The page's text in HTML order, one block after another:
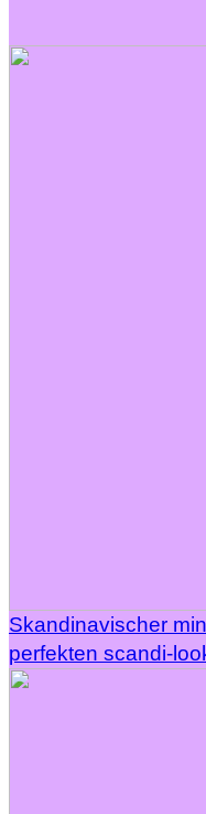
Skandinavischer
perfekten scandi-